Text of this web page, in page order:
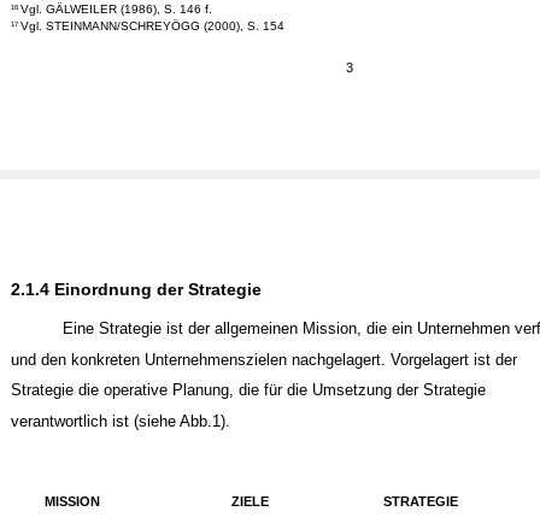
16 Vgl. GÄLWEILER (1986), S. 146 f.
17 Vgl. STEINMANN/SCHREYÖGG (2000), S. 154
3
2.1.4 Einordnung der Strategie
Eine Strategie ist der allgemeinen Mission, die ein Unternehmen
und den konkreten Unternehmenszielen nachgelagert. Vorgelagert ist der
Strategie die operative Planung, die für die Umsetzung der Strategie
verantwortlich ist (siehe Abb.1).
MISSION ZIELE STRATEGIE